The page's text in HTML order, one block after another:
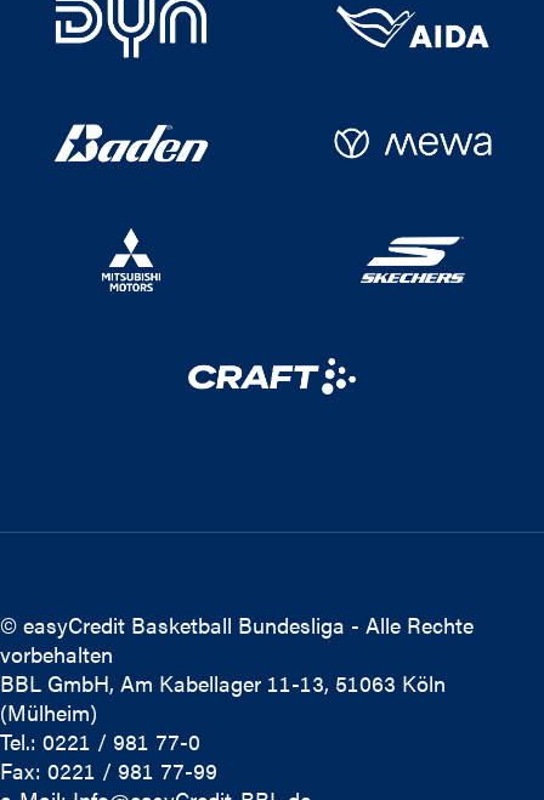
© easyCredit Basketball Bundesliga - Alle Rechte
vorbehalten
BBL GmbH, Am Kabellager 11-13, 51063 Köln
(Mülheim)
Tel.: 0221 / 981 77-0
Fax: 0221 / 981 77-99